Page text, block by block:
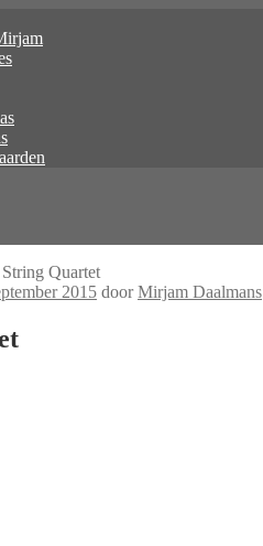
Quartet
2015 doorMirjam Daalmans